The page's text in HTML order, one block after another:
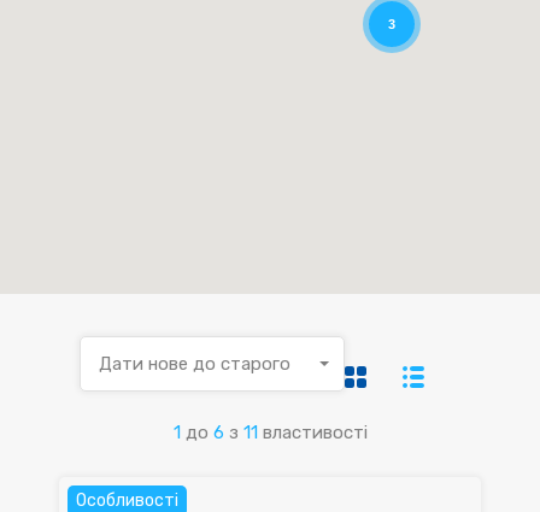
3
1 до 6 з 11 властивості
Дати нове до старого
Особливості